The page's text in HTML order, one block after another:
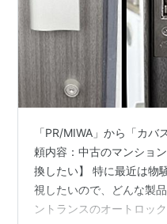
「PR/MIWA」から「カ
頼内容：中古のマンショ
換したい】 特に最近は物
視したいので、どんな製
ントランスのオートロッ